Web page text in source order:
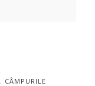
CÂMPURILE